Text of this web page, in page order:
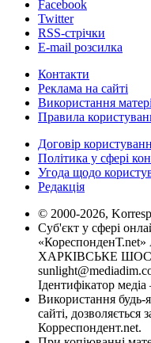
Facebook
Twitter
RSS-стрічки
E-mail розсилка
Контакти
Реклама на сайті
Використання
Правила
Договір
Політика у сфері
Угода щодо
Редакція
© 2000-2026,
Суб'єкт у сфері
«КореспонденТ.net»
ХАРКІВСЬКЕ ШОСЕ,
Ідентифікатор
Використання будь-
сайті,
Корреспондент.net.